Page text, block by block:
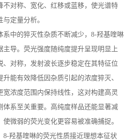
不对称、宽化、红移或蓝移，使光谱特
定量分析。
中的猝灭性杂质不断减少， 8-羟基喹啉
主导。荧光强度随纯度提升呈现明显上
、对称，发射波长逐步稳定在其特征位
能有效降低因杂质引起的浓度猝灭、
浓度范围内保持线性，这对构建高灵
体系至关重要。高纯度样品还能显著减
微弱的荧光变化更容易被准确捕捉。
8-羟基喹啉的荧光性质接近理想本征状